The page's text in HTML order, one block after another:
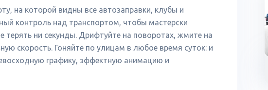
на которой видны все автозаправки, клубы и
контроль над транспортом, чтобы мастерски
терять ни секунды. Дрифтуйте на поворотах, жмите на
скорость. Гоняйте по улицам в любое время суток: и
графику, эффектную анимацию и